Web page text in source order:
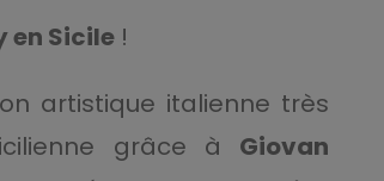
en Sicile!
artistique italienne très
grâce à Giovan